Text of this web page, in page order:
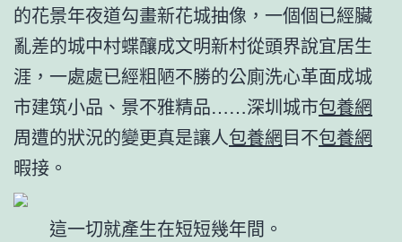
的花景年夜道勾畫新花城抽像，一個個已經臟
亂差的城中村蝶釀成文明新村從頭界說宜居生
涯，一處處已經粗陋不勝的公廁洗心革面成城
市建筑小品、景不雅精品……深圳城市包養網
周遭的狀況的變更真是讓人包養網目不包養網
暇接。
這一切就產生在短短幾年間。